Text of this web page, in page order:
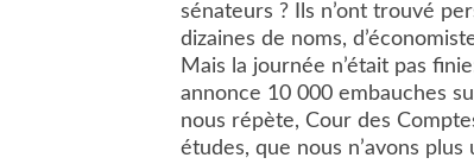
sénateurs ? Ils n’ont trouvé
dizaines de noms,
Mais la journée n’était pas
annonce 10 000 embauches
nous répète, Cour des
études, que nous n’avons